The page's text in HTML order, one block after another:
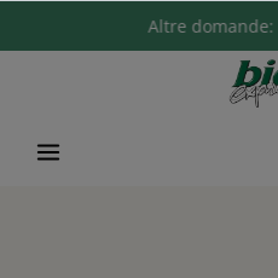
Altre domande: